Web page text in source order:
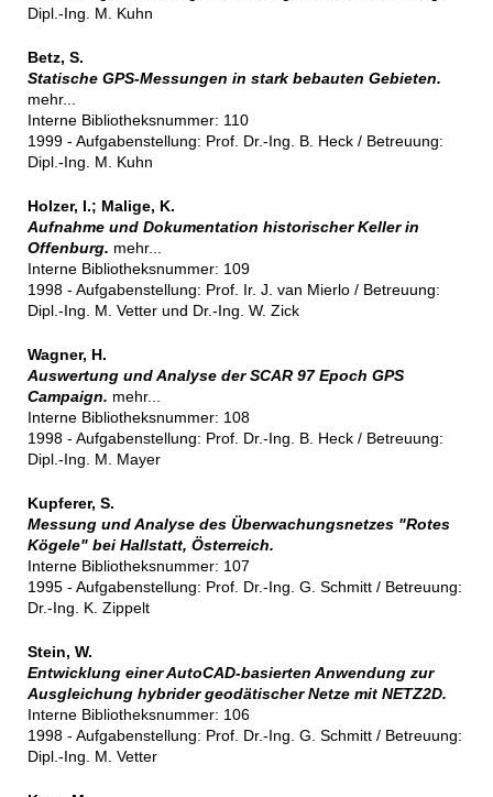
Dipl.-Ing. M. Kuhn
Betz, S.
Statische GPS-Messungen in stark bebauten Gebieten.
mehr...
Interne Bibliotheksnummer: 110
1999 - Aufgabenstellung: Prof. Dr.-Ing. B. Heck / Betreuung:
Dipl.-Ing. M. Kuhn
Holzer, I.; Malige, K.
Aufnahme und Dokumentation historischer Keller in
Offenburg. mehr...
Interne Bibliotheksnummer: 109
1998 - Aufgabenstellung: Prof. Ir. J. van Mierlo / Betreuung:
Dipl.-Ing. M. Vetter und Dr.-Ing. W. Zick
Wagner, H.
Auswertung und Analyse der SCAR 97 Epoch GPS
Campaign. mehr...
Interne Bibliotheksnummer: 108
1998 - Aufgabenstellung: Prof. Dr.-Ing. B. Heck / Betreuung:
Dipl.-Ing. M. Mayer
Kupferer, S.
Messung und Analyse des Überwachungsnetzes "Rotes
Kögele" bei Hallstatt, Österreich.
Interne Bibliotheksnummer: 107
1995 - Aufgabenstellung: Prof. Dr.-Ing. G. Schmitt / Betreuung:
Dr.-Ing. K. Zippelt
Stein, W.
Entwicklung einer AutoCAD-basierten Anwendung zur
Ausgleichung hybrider geodätischer Netze mit NETZ2D.
Interne Bibliotheksnummer: 106
1998 - Aufgabenstellung: Prof. Dr.-Ing. G. Schmitt / Betreuung:
Dipl.-Ing. M. Vetter